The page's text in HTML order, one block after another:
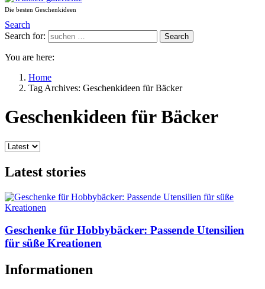
Die besten Geschenkideen
Search
Search for:
Search
You are here:
Home
Tag Archives: Geschenkideen für Bäcker
Geschenkideen für Bäcker
Latest stories
Geschenke für Hobbybäcker: Passende Utensilien
für süße Kreationen
Informationen